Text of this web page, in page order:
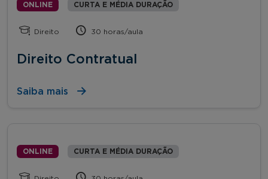
ONLINE CURTA E MÉDIA DURAÇÃO
Direito 30 horas/aula
Direito Contratual
Saiba mais
ONLINE CURTA E MÉDIA DURAÇÃO